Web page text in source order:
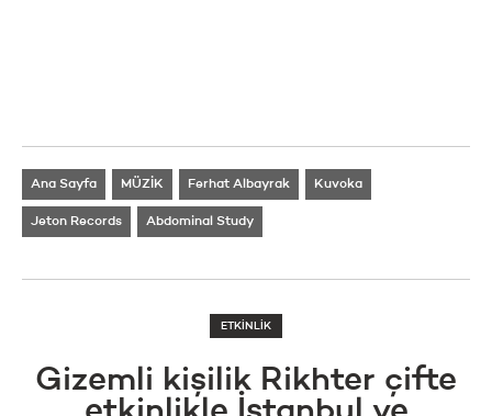
Ana Sayfa MÜZİK Ferhat Albayrak Kuvoka
Jeton Records Abdominal Study
ETKİNLİK
Gizemli kişilik Rikhter çifte